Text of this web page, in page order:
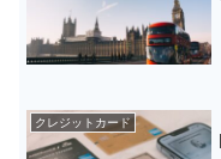
クレジットカード